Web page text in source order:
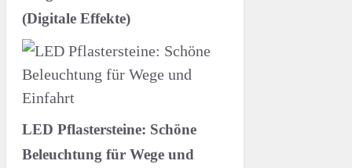
(Digitale Effekte)
LED Pflastersteine: Schöne
Beleuchtung für Wege und